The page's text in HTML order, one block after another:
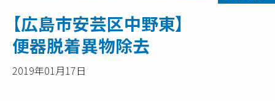
【広島市安芸区中野東】
便器脱着異物除去
2019年01月17日